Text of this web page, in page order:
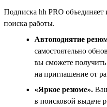
Подписка hh PRO
поиска работы.
Автоподнятие
самостоятельно
вы сможете
на приглашение от
«Яркое резюме».
в поисковой выдаче